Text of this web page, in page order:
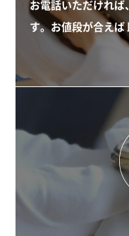
お電話いただけれ
す。お値段が合えば